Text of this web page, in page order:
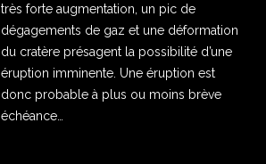
très forte augmentation, un pic de
dégagements de gaz et une déformation
du cratère présagent la possibilité d’une
éruption imminente. Une éruption est
donc probable à plus ou moins brève
échéance…